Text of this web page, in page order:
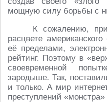
мощную силу борьбы с
К сожалению,
расцвете
её пределами,
рейтинг. Поэтому в
своевременной
зародыше. Так,
и только. А мир
преступлений «монстра»